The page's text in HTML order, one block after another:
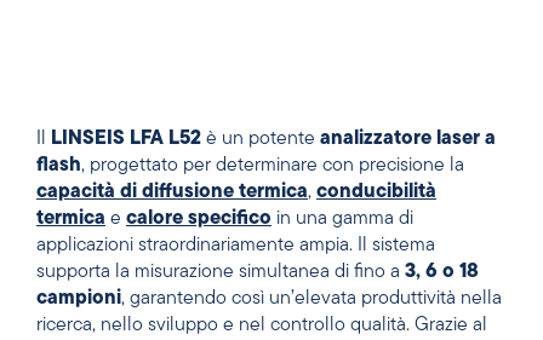
LINSEIS LFA L52 è un potente analizzatore laser a
flash, progettato per determinare con precisione la
capacità di diffusione termica, conducibilità
termica e calore specifico in una gamma di
applicazioni straordinariamente ampia. Il sistema
supporta la misurazione simultanea di fino a 3, 6 o 18
campioni, garantendo così un’elevata produttività nella
ricerca, nello sviluppo e nel controllo qualità. Grazie al